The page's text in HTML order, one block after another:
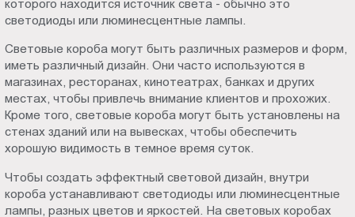
которого находится источник света - обычно это
светодиоды или люминесцентные лампы.
Световые короба могут быть различных размеров и форм,
иметь различный дизайн. Они часто используются в
магазинах, ресторанах, кинотеатрах, банках и других
местах, чтобы привлечь внимание клиентов и прохожих.
Кроме того, световые короба могут быть установлены на
стенах зданий или на вывесках, чтобы обеспечить
хорошую видимость в темное время суток.
Чтобы создать эффектный световой дизайн, внутри
короба устанавливают светодиоды или люминесцентные
лампы, разных цветов и яркостей. На световых коробах
18.00
Сб.,
Вс.:
выходной